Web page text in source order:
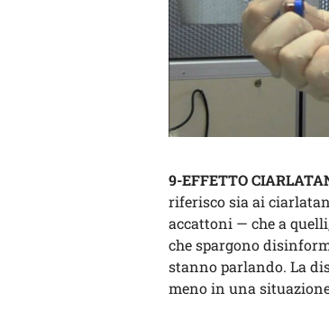
9-EFFETTO
riferisco sia ai
accattoni — che a
che spargono
stanno parlando. La
meno in una